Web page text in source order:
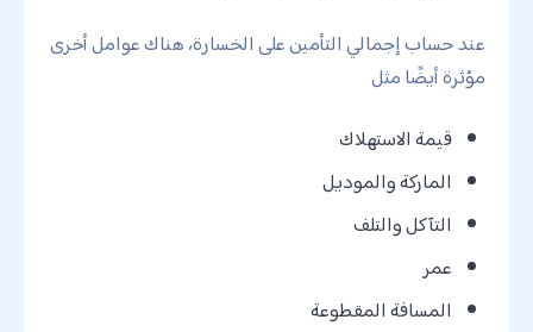
عند حساب إجمالي التأمين على الخسارة، هناك عوامل أخرى
مؤثرة أيضًا مثل
قيمة الاستهلاك
الماركة والموديل
التآكل والتلف
عمر
المسافة المقطوعة